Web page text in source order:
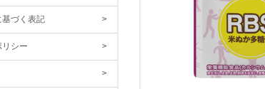
づく表記 >
シー >
>